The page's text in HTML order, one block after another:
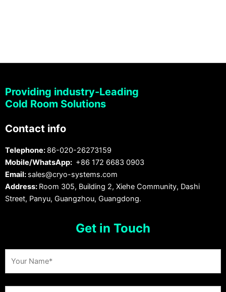
Providing industry-Leading
Cold Room Solutions
Contact info
Telephone: 86-020-26273159
Mobile/WhatsApp: +86 172 6683 0903
Email: sales@cryo-systems.com
Address: Room 305, Building 2, Xiehe Community, Dashi
Street, Panyu, Guangzhou, Guangdong.
Get in Touch